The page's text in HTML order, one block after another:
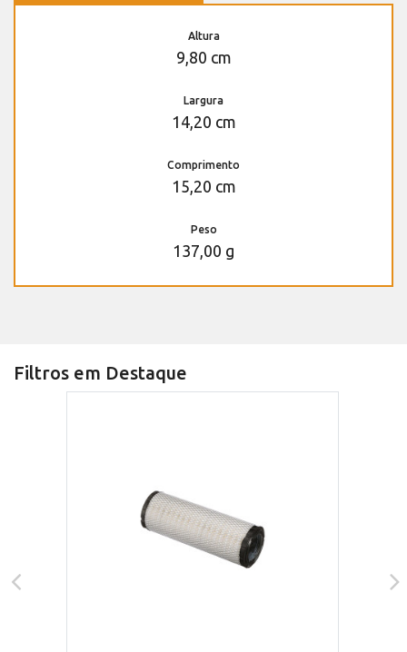
Altura
9,80 cm
Largura
14,20 cm
Comprimento
15,20 cm
Peso
137,00 g
Filtros em Destaque